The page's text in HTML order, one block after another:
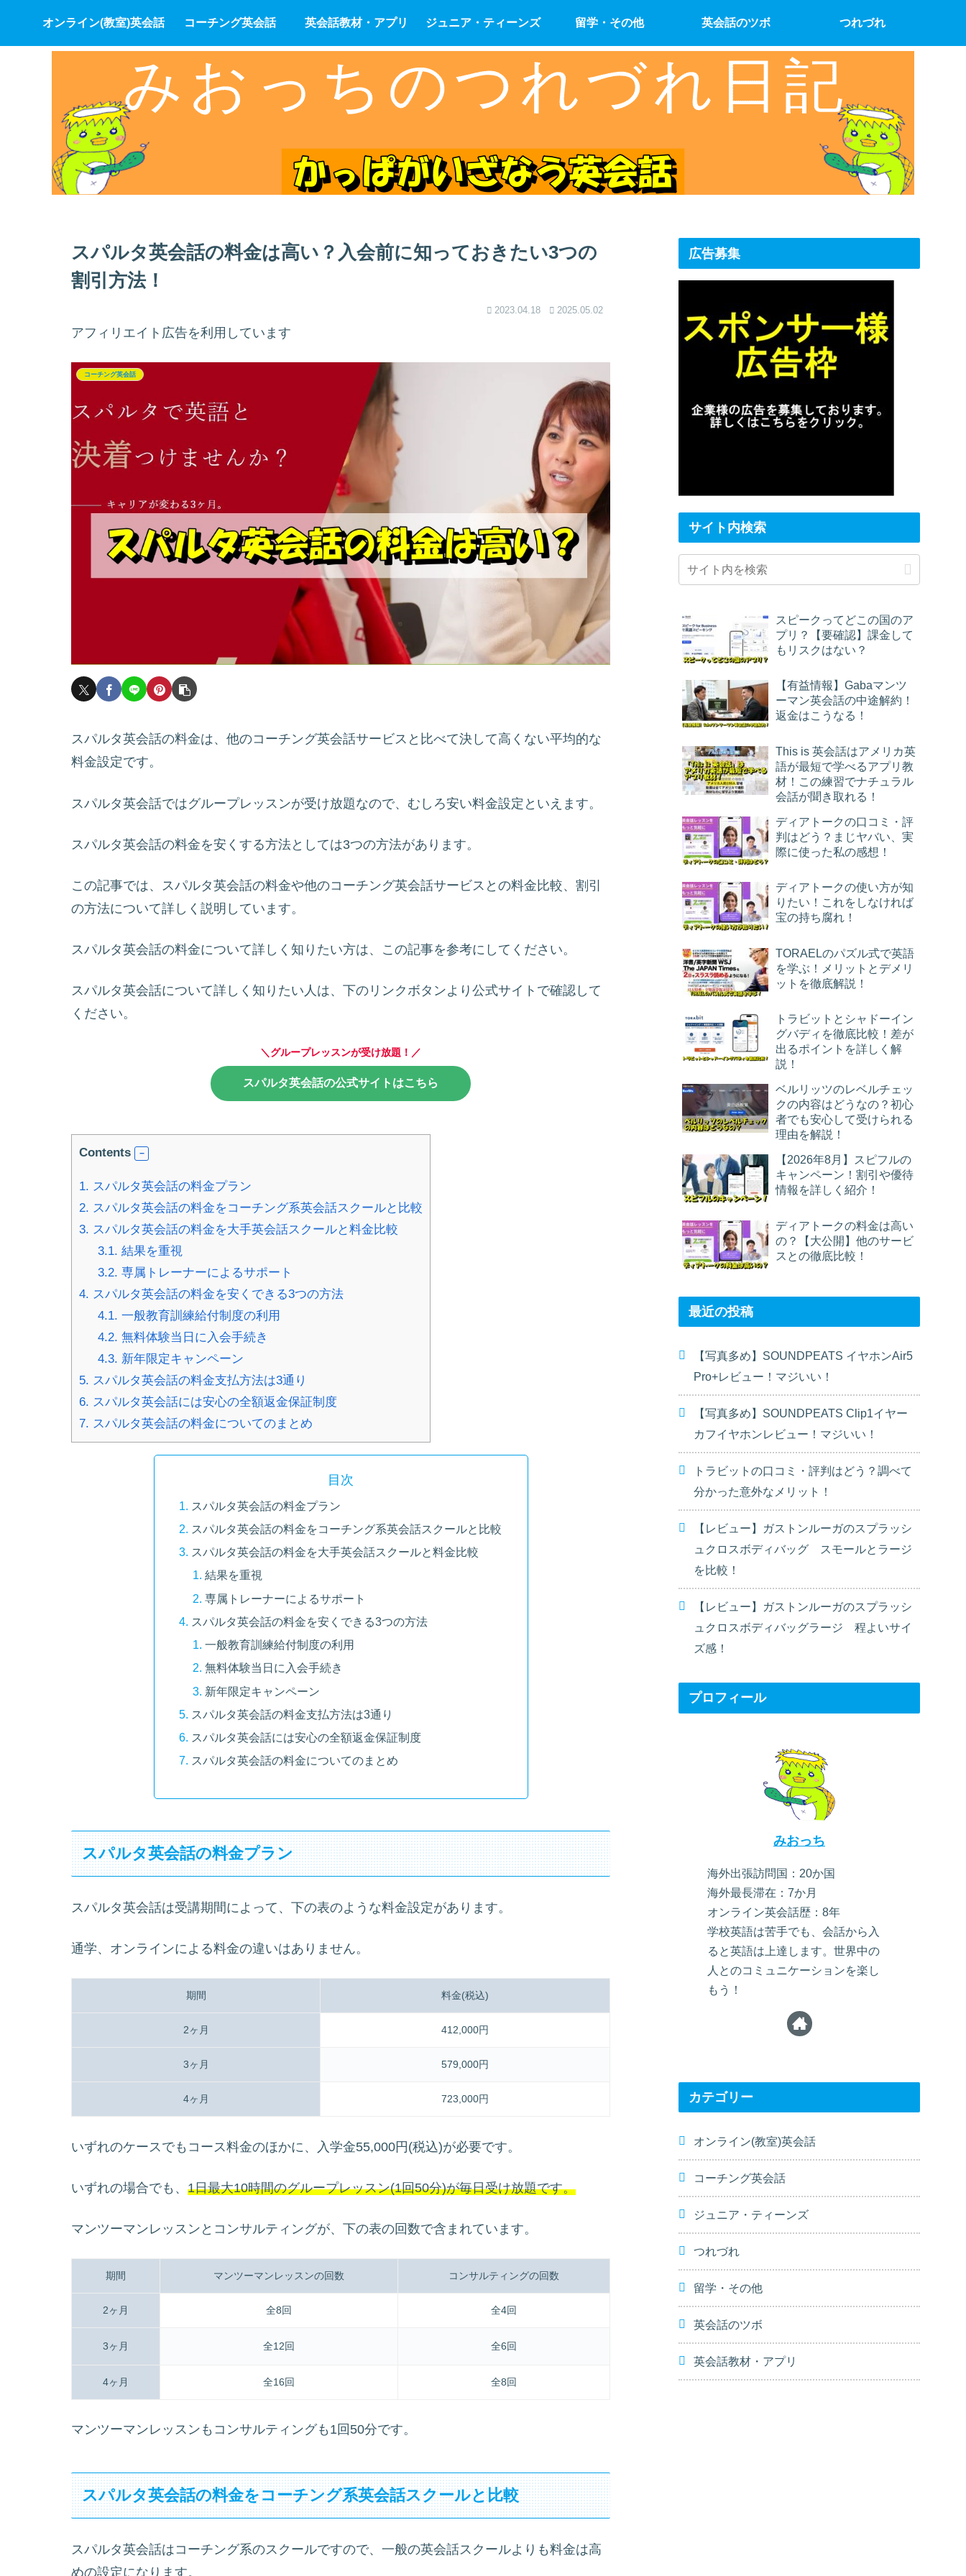
オンライン(教室)英会話 コーチング英会話 英会話教材・アプリ ジュニア・ティーンズ 留学・その他 英会話のツボ つれづれ
スパルタ英会話の料金は高い？入会前に知っておきたい3つの
割引方法！
2023.04.18 2025.05.02
アフィリエイト広告を利用しています
コーチング英会話
スパルタ英会話の料金は、他のコーチング英会話サービスと比べて決して高くない平均的な
料金設定です。
スパルタ英会話ではグループレッスンが受け放題なので、むしろ安い料金設定といえます。
スパルタ英会話の料金を安くする方法としては3つの方法があります。
この記事では、スパルタ英会話の料金や他のコーチング英会話サービスとの料金比較、割引
の方法について詳しく説明しています。
スパルタ英会話の料金について詳しく知りたい方は、この記事を参考にしてください。
スパルタ英会話について詳しく知りたい人は、下のリンクボタンより公式サイトで確認して
ください。
＼グループレッスンが受け放題！／
スパルタ英会話の公式サイトはこちら
Contents
1. スパルタ英会話の料金プラン
2. スパルタ英会話の料金をコーチング系英会話スクールと比較
3. スパルタ英会話の料金を大手英会話スクールと料金比較
3.1. 結果を重視
3.2. 専属トレーナーによるサポート
4. スパルタ英会話の料金を安くできる3つの方法
4.1. 一般教育訓練給付制度の利用
4.2. 無料体験当日に入会手続き
4.3. 新年限定キャンペーン
5. スパルタ英会話の料金支払方法は3通り
6. スパルタ英会話には安心の全額返金保証制度
7. スパルタ英会話の料金についてのまとめ
目次
スパルタ英会話の料金プラン
スパルタ英会話の料金をコーチング系英会話スクールと比較
スパルタ英会話の料金を大手英会話スクールと料金比較
結果を重視
専属トレーナーによるサポート
スパルタ英会話の料金を安くできる3つの方法
一般教育訓練給付制度の利用
無料体験当日に入会手続き
新年限定キャンペーン
スパルタ英会話の料金支払方法は3通り
スパルタ英会話には安心の全額返金保証制度
スパルタ英会話の料金についてのまとめ
スパルタ英会話の料金プラン
スパルタ英会話は受講期間によって、下の表のような料金設定があります。
通学、オンラインによる料金の違いはありません。
期間 料金(税込)
2ヶ月 412,000円
3ヶ月 579,000円
4ヶ月 723,000円
いずれのケースでもコース料金のほかに、入学金55,000円(税込)が必要です。
いずれの場合でも、 1日最大10時間のグループレッスン(1回50分)が毎日受け放題です。
マンツーマンレッスンとコンサルティングが、下の表の回数で含まれています。
期間 マンツーマンレッスンの回数 コンサルティングの回数
2ヶ月 全8回 全4回
3ヶ月 全12回 全6回
4ヶ月 全16回 全8回
マンツーマンレッスンもコンサルティングも1回50分です。
スパルタ英会話の料金をコーチング系英会話スクールと比較
スパルタ英会話はコーチング系のスクールですので、一般の英会話スクールよりも料金は高
めの設定になります。
広告募集
サイト内検索
スピークってどこの国のア
プリ？【要確認】課金して
もリスクはない？
【有益情報】Gabaマンツ
ーマン英会話の中途解約！
返金はこうなる！
This is 英会話はアメリカ英
語が最短で学べるアプリ教
材！この練習でナチュラル
会話が聞き取れる！
ディアトークの口コミ・評
判はどう？まじヤバい、実
際に使った私の感想！
ディアトークの使い方が知
りたい！これをしなければ
宝の持ち腐れ！
TORAELのパズル式で英語
を学ぶ！メリットとデメリ
ットを徹底解説！
トラビットとシャドーイン
グバディを徹底比較！差が
出るポイントを詳しく解
説！
ベルリッツのレベルチェッ
クの内容はどうなの？初心
者でも安心して受けられる
理由を解説！
【2026年8月】スピフルの
キャンペーン！割引や優待
情報を詳しく紹介！
ディアトークの料金は高い
の？【大公開】他のサービ
スとの徹底比較！
最近の投稿
【写真多め】SOUNDPEATS イヤホンAir5
Pro+レビュー！マジいい！
【写真多め】SOUNDPEATS Clip1イヤー
カフイヤホンレビュー！マジいい！
トラビットの口コミ・評判はどう？調べて
分かった意外なメリット！
【レビュー】ガストンルーガのスプラッシ
ュクロスボディバッグ スモールとラージ
を比較！
【レビュー】ガストンルーガのスプラッシ
ュクロスボディバッグラージ 程よいサイ
ズ感！
プロフィール
みおっち
海外出張訪問国：20か国
海外最長滞在：7か月
オンライン英会話歴：8年
学校英語は苦手でも、会話から入
ると英語は上達します。世界中の
人とのコミュニケーションを楽し
もう！
カテゴリー
オンライン(教室)英会話
コーチング英会話
ジュニア・ティーンズ
つれづれ
留学・その他
英会話のツボ
英会話教材・アプリ